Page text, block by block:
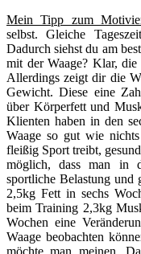
Mein Tipp zum
selbst. Gleiche
Dadurch siehst du am
mit der Waage? Klar,
Allerdings zeigt dir die
Gewicht. Diese eine
über Körperfett und
Klienten haben in den
Waage so gut wie
fleißig Sport treibt,
möglich, dass man in
sportliche Belastung und
2,5kg Fett in sechs
beim Training 2,3kg
Wochen eine
Waage beobachten
möchte man meinen.